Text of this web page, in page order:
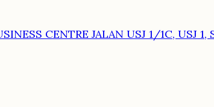
CENTRE JALAN USJ 1/1C, USJ 1,